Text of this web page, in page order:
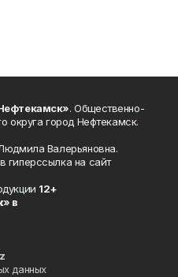
. Общественно-
округа город Нефтекамск.
Валерьяновна.
гиперссылка на сайт
12+
» в
данных